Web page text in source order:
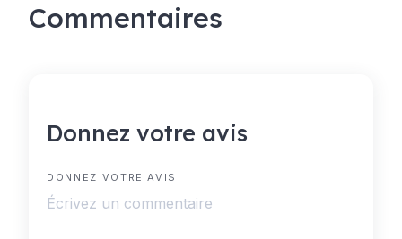
Commentaires
Donnez votre avis
DONNEZ VOTRE AVIS